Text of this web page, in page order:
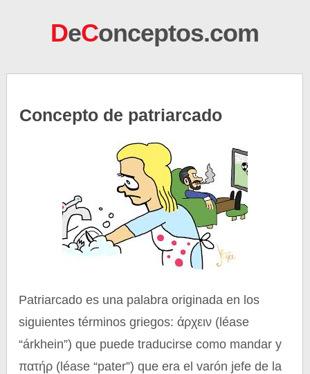
DeConceptos.com
Concepto de patriarcado
Patriarcado es una palabra originada en los
siguientes términos griegos: άρχειν (léase
“árkhein”) que puede traducirse como mandar y
πατήρ (léase “pater”) que era el varón jefe de la